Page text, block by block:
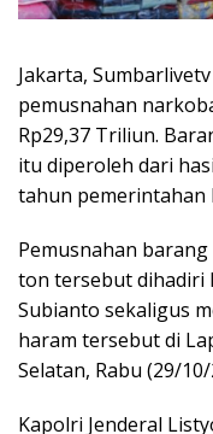
Jakarta,
pemusnahan
Rp29,37 Triliun.
itu diperoleh dari
tahun pemerintahan
Pemusnahan
ton tersebut dihadiri
Subianto sekaligus
haram tersebut di
Selatan, Rabu (29/10/
Kapolri Jenderal